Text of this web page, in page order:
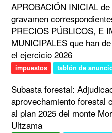
APROBACIÓN INICIAL
gravamen
PRECIOS PÚBLICOS, E
MUNICIPALES que han
el ejercicio 2026
impuestos tablón de
Subasta forestal:
aprovechamiento forestal
al plan 2025 del monte
Ultzama